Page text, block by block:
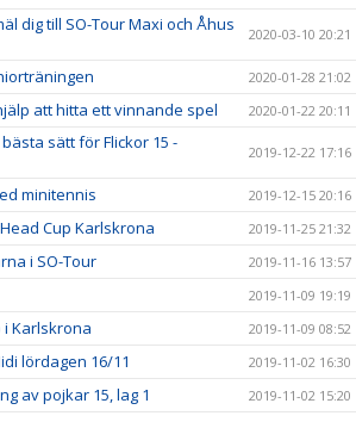
dig till SO-Tour Maxi och Åhus
2020-03-10 20:21
2020-01-28 21:02
att hitta ett vinnande spel 2020-01-22 20:11
sätt för Flickor 15 -
2019-12-22 17:16
minitennis 2019-12-15 20:16
Cup Karlskrona 2019-11-25 21:32
i SO-Tour 2019-11-16 13:57
2019-11-09 19:19
i Karlskrona 2019-11-09 08:52
lördagen 16/11 2019-11-02 16:30
av pojkar 15, lag 1 2019-11-02 15:20